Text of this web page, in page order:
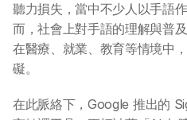
聽力損失，當中不少人以手語
而，社會上對手語的理解與普
在醫療、就業、教育等情境中
礙。
在此脈絡下，Google 推出的